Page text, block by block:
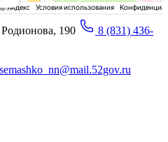
190
8 (831) 436-